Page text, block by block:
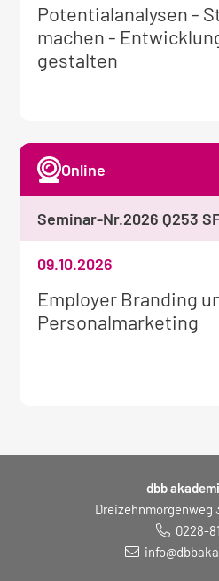
Weitere
Informationen
zum
Potentialanalysen -
machen -
gestalten
Weitere
Informationen
Employer Branding
Personalmarketing
09.10.2026
Online
Seminar-Nr.2026 Q253
dbb
Dreizehnmorgenweg
0228-